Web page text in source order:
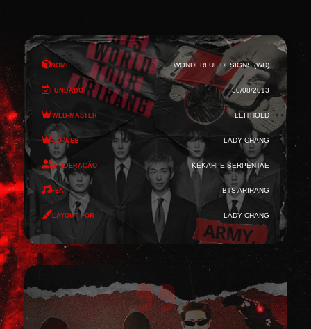
Nome Wonderful Designs (WD)
Fundado 30/08/2013
Web-Master Leithold
Co-Web Lady-Chang
Moderação Kekahi e Serpentae
Feat BTS Arirang
Layout por Lady-Chang